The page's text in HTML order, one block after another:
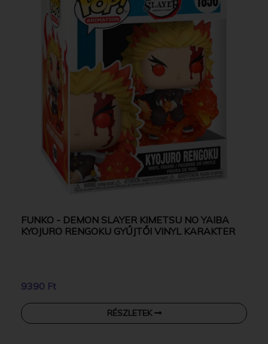
FUNKO - DEMON SLAYER KIMETSU NO YAIBA
KYOJURO RENGOKU GYŰJTŐI VINYL KARAKTER
9390 Ft
RÉSZLETEK